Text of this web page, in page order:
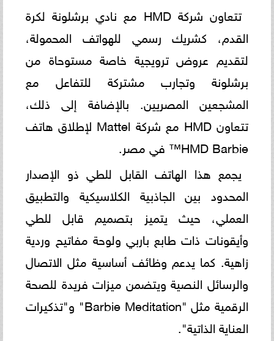
تتعاون شركة HMD مع نادي برشلونة لكرة
القدم، كشريك رسمي للهواتف المحمولة،
لتقديم عروض ترويجية خاصة مستوحاة من
برشلونة وتجارب مشتركة للتفاعل مع
المشجعين المصريين. بالإضافة إلى ذلك،
تتعاون HMD مع شركة Mattel لإطلاق هاتف
HMD Barbie™️ في مصر.
يجمع هذا الهاتف القابل للطي ذو الإصدار
المحدود بين الجاذبية الكلاسيكية والتطبيق
العملي، حيث يتميز بتصميم قابل للطي
وأيقونات ذات طابع باربي ولوحة مفاتيح وردية
زاهية. كما يدعم وظائف أساسية مثل الاتصال
والرسائل النصية ويتضمن ميزات فريدة للصحة
الرقمية مثل "Barbie Meditation" و"تذكيرات
العناية الذاتية".